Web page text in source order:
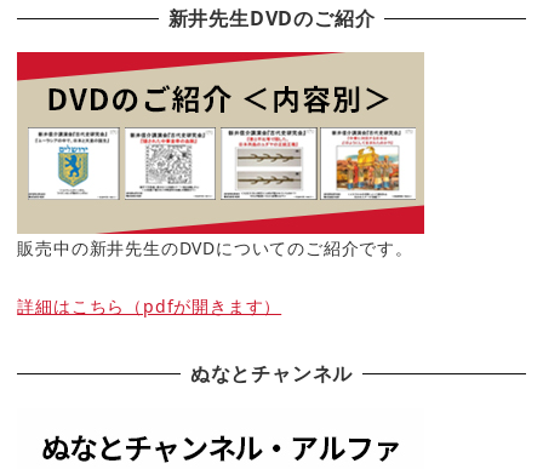
新井先生DVDのご紹介
販売中の新井先生のDVDについてのご紹介です。
詳細はこちら（pdfが開きます）
ぬなとチャンネル